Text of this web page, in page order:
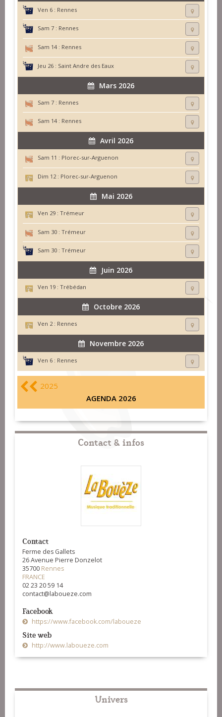
Ven 6 : Rennes
Sam 7 : Rennes
Sam 14 : Rennes
Jeu 26 : Saint Andre des Eaux
Mars 2026
Sam 7 : Rennes
Sam 14 : Rennes
Avril 2026
Sam 11 : Plorec-sur-Arguenon
Dim 12 : Plorec-sur-Arguenon
Mai 2026
Ven 29 : Trémeur
Sam 30 : Trémeur
Sam 30 : Trémeur
Juin 2026
Ven 19 : Trébédan
Octobre 2026
Ven 2 : Rennes
Novembre 2026
Ven 6 : Rennes
2025
AGENDA 2026
Contact & infos
Contact
Ferme des Gallets
26 Avenue Pierre Donzelot
35700 Rennes
FRANCE
02 23 20 59 14
contact@laboueze.com
Facebook
https://www.facebook.com/laboueze
Site web
http://www.laboueze.com
Univers